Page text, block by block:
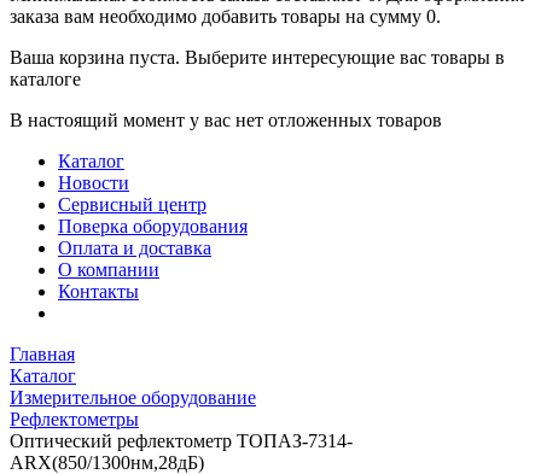
заказа вам необходимо добавить товары на сумму 0.
Ваша корзина пуста. Выберите интересующие вас товары в
каталоге
В настоящий момент у вас нет отложенных товаров
Каталог
Новости
Сервисный центр
Поверка оборудования
Оплата и доставка
О компании
Контакты
Главная
Каталог
Измерительное оборудование
Рефлектометры
Оптический рефлектометр ТОПАЗ-7314-
ARX(850/1300нм,28дБ)